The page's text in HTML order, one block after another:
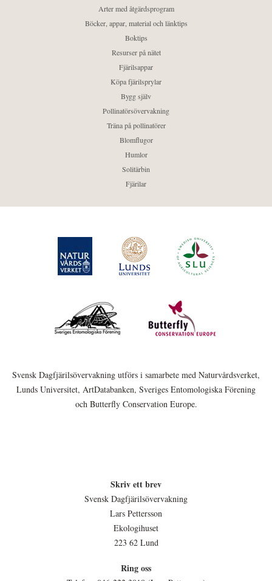
Arter med åtgärdsprogram
Böcker, appar, material och länktips
Boktips
Resurser på nätet
Fjärilsappar
Köpa fjärilsprylar
Bygg själv
Pollinatörsövervakning
Träna på pollinatörer
Blomflugor
Humlor
Solitärbin
Fjärilar
Svensk Dagfjärilsövervakning utförs i samarbete med Naturvårdsverket,
Lunds Universitet, ArtDatabanken, Sveriges Entomologiska Förening
och Butterfly Conservation Europe.
Skriv ett brev
Svensk Dagfjärilsövervakning
Lars Pettersson
Ekologihuset
223 62 Lund
Ring oss